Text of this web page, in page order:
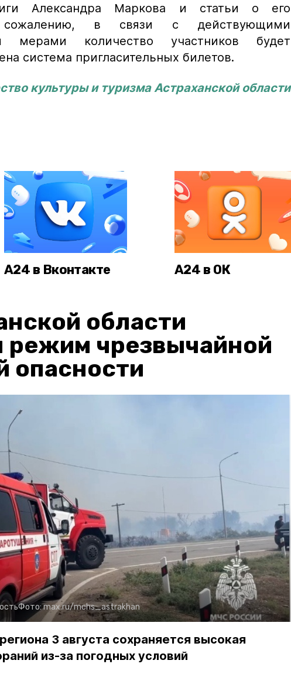
Александра Маркова и статьи о его
в связи с действующими
мерами количество участников будет
система пригласительных билетов.
культуры и туризма Астраханской области
А24 в Вконтакте А24 в ОК
области
режим чрезвычайной
опасности
Фото:max.ru/mchs_astrakhan
3 августа сохраняется высокая
из-за погодных условий